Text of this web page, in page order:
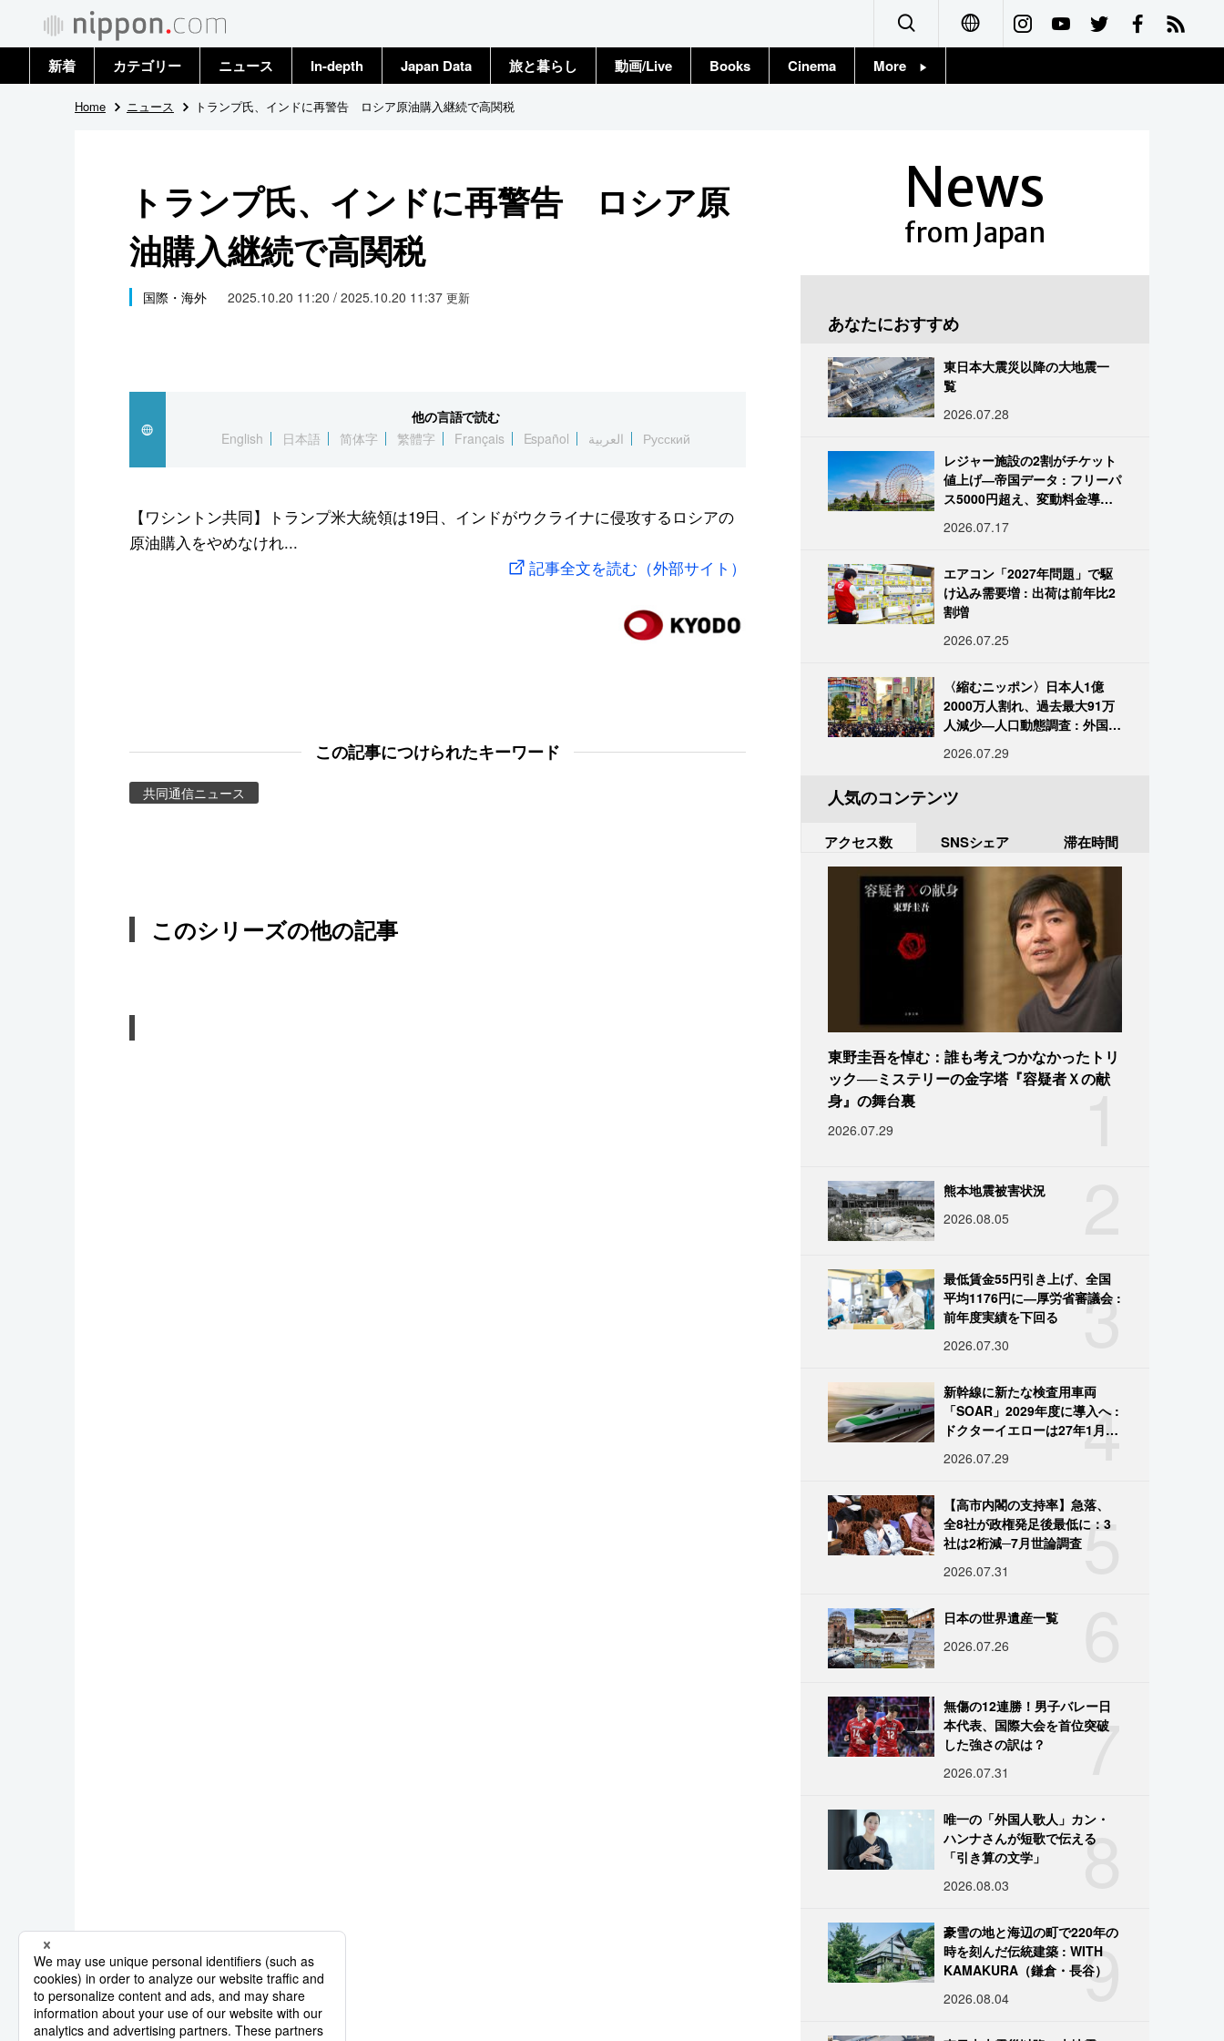
Français
新着 カテゴリー
政治・外交
社会
文化
スポーツ・東京2020
ニュース
トップ
In-depth Japan Data 旅と暮らし 動画/Live Books Cinema More
Home ニュース トランプ氏、インドに再警告 ロシア原油購入継続で高関税
トランプ氏、インドに再警告 ロシア原
油購入継続で高関税
国際・海外 2025.10.20 11:20 / 2025.10.20 11:37 更新
他の言語で読む
English
日本語 简体字 繁體字 Français Español العربية Русский
【ワシントン共同】トランプ米大統領は19日、インドがウクライナに侵攻するロシアの
原油購入をやめなけれ...
記事全文を読む（外部サイト）
この記事につけられたキーワード
共同通信ニュース
このシリーズの他の記事
News
from Japan
あなたにおすすめ
東日本大震災以降の大地震一
覧
2026.07.28
レジャー施設の2割がチケット
値上げ―帝国データ : フリーパ
ス5000円超え、変動料金導入
2026.07.17
エアコン「2027年問題」で駆
け込み需要増 : 出荷は前年比2
割増
2026.07.25
〈縮むニッポン〉日本人1億
2000万人割れ、過去最大91万
人減少―人口動態調査 : 外国人
2026.07.29
人気のコンテンツ
アクセス数 SNSシェア 滞在時間
1
東野圭吾を悼む：誰も考えつかなかったトリ
ック──ミステリーの金字塔『容疑者Ｘの献
身』の舞台裏
2026.07.29
熊本地震被害状況
2026.08.05
3
最低賃金55円引き上げ、全国
平均1176円に―厚労省審議会 :
前年度実績を下回る
2026.07.30
4
新幹線に新たな検査用車両
「SOAR」2029年度に導入へ :
ドクターイエローは27年1月に
2026.07.29
5
【高市内閣の支持率】急落、
全8社が政権発足後最低に：3
社は2桁減─7月世論調査
2026.07.31
日本の世界遺産一覧
2026.07.26
7
無傷の12連勝！男子バレー日
本代表、国際大会を首位突破
した強さの訳は？
2026.07.31
8
唯一の「外国人歌人」カン・
ハンナさんが短歌で伝える
「引き算の文学」
2026.08.03
9
豪雪の地と海辺の町で220年の
時を刻んだ伝統建築 : WITH
KAMAKURA（鎌倉・長谷）
2026.08.04